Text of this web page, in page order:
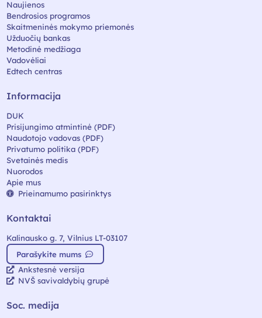
Naujienos
Bendrosios programos
Skaitmeninės mokymo priemonės
Užduočių bankas
Metodinė medžiaga
Vadovėliai
Edtech centras
Informacija
DUK
Prisijungimo atmintinė (PDF)
Naudotojo vadovas (PDF)
Privatumo politika (PDF)
Svetainės medis
Nuorodos
Apie mus
Prieinamumo pasirinktys
Kontaktai
Kalinausko g. 7, Vilnius LT-03107
Parašykite mums
Ankstesnė versija
NVŠ savivaldybių grupė
Soc. medija